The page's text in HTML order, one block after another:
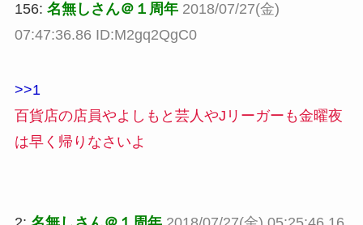
156: 名無しさん＠１周年 2018/07/27(金)
07:47:36.86 ID:M2gq2QgC0
>>1
百貨店の店員やよしもと芸人やJリーガーも金曜夜
は早く帰りなさいよ